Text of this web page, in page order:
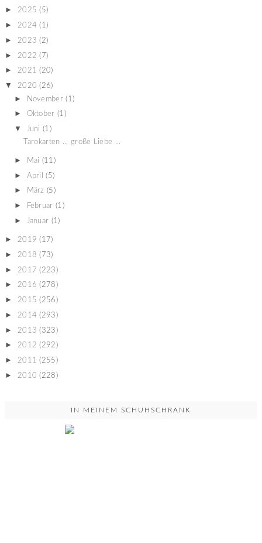
► 2025 (5)
► 2024 (1)
► 2023 (2)
► 2022 (7)
► 2021 (20)
▼ 2020 (26)
► November (1)
► Oktober (1)
▼ Juni (1)
Tarokarten ... große Liebe ...
► Mai (11)
► April (5)
► März (5)
► Februar (1)
► Januar (1)
► 2019 (17)
► 2018 (73)
► 2017 (223)
► 2016 (278)
► 2015 (256)
► 2014 (293)
► 2013 (323)
► 2012 (292)
► 2011 (255)
► 2010 (228)
IN MEINEM SCHUHSCHRANK